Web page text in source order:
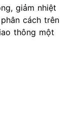
giảm nhiệt
cách trên
thông một